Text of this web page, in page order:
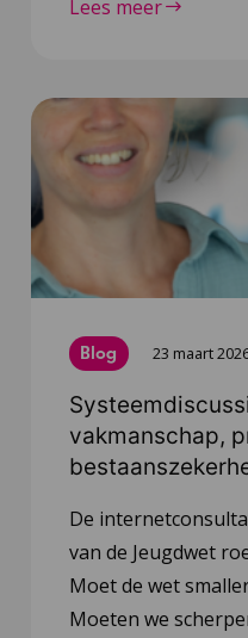
Lees meer
Blog 23 maart
vakmanschap,
De
van de Jeugdwet
Moet de wet
Moeten we